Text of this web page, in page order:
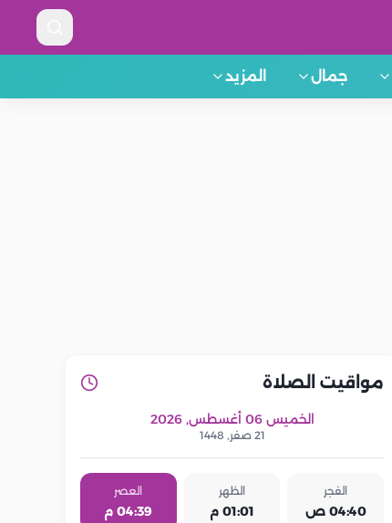
جمال المزيد
مواقيت الصلاة
الخميس 06 أغسطس, 2026
21 صفر, 1448
الفجر
04:40 ص
الظهر
01:01 م
العصر
04:39 م